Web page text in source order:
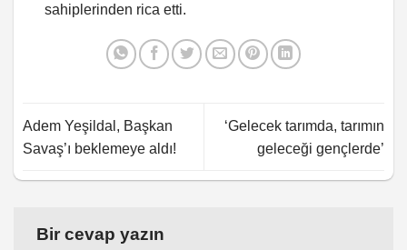
sahiplerinden rica etti.
Adem Yeşildal, Başkan
Savaş’ı beklemeye aldı!
‘Gelecek tarımda, tarımın
geleceği gençlerde’
Bir cevap yazın